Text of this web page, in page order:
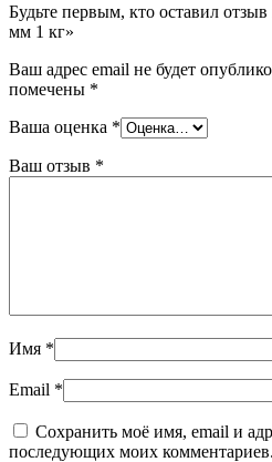
Будьте первым, кто оставил
мм 1 кг»
Ваш адрес email не будет
помечены *
Ваша оценка *
Ваш отзыв *
Имя *
Email *
Сохранить моё имя, email и
последующих моих комментариев.